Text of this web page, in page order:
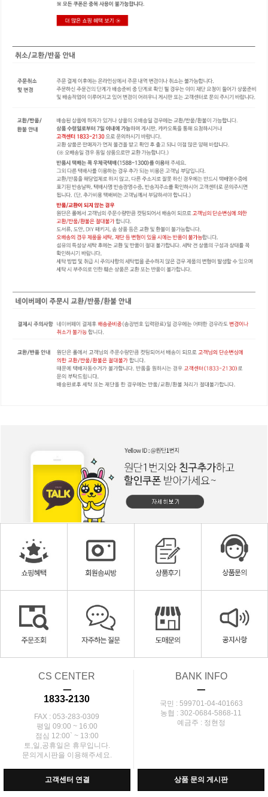
CS CENTER
ㅡ
1833-2130
FAX : 053-283-0309
평일 09:00 ~ 16:00
점심 12:00` ~ 13:00
토,일,공휴일은 휴무입니다.
문의게시판을 이용해주세요.
BANK INFO
ㅡ
국민 : 599701-04-401663
농협 : 302-0684-5868-11
예금주 : 정현정
고객센터 연결 상품 문의 게시판